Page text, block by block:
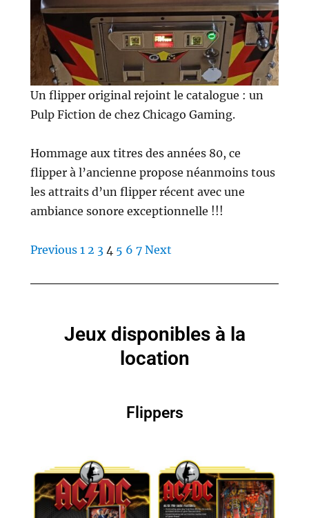
Un flipper original rejoint le catalogue : un
Pulp Fiction de chez Chicago Gaming.
Hommage aux titres des années 80, ce
flipper à l’ancienne propose néanmoins tous
les attraits d’un flipper récent avec une
ambiance sonore exceptionnelle !!!
Previous 1 2 3 4 5 6 7 Next
Jeux disponibles à la
location
Flippers